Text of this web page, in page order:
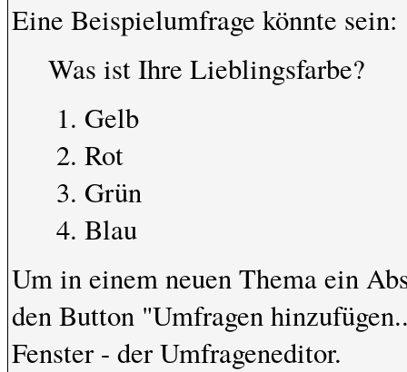
Eine Beispielumfrage könnte sein:
Was ist Ihre Lieblingsfarbe?
Gelb
Rot
Grün
Blau
Um in einem neuen Thema ein
den Button "Umfragen
Fenster - der Umfrageneditor.